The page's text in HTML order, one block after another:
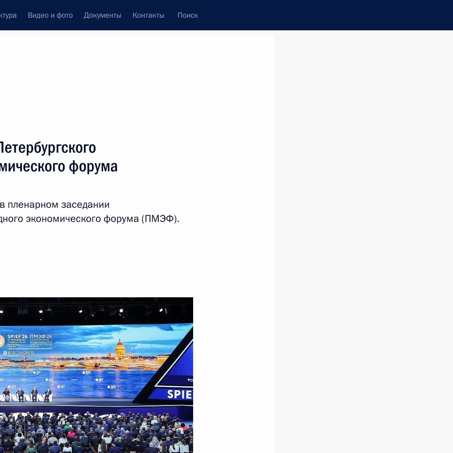
Видео и фото Документы Контакты Поиск
субъектов Российской
5 26м
форума
пленарном заседании
экономического форума (ПМЭФ).